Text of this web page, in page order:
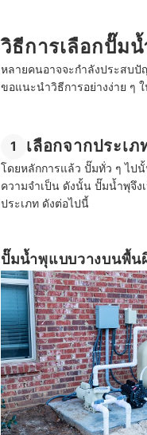
วิธีการเลือกปั๊ม
หลายคนอาจจะกำลังประสบ
ขอแนะนำวิธีการอย่างง่าย ๆ
1 เลือกจากประเ
โดยหลักการแล้ว ปั๊มทั่ว ๆ ไป
ความจำเป็น ดังนั้น ปั๊มน้ำพุจึ
ประเภท ดังต่อไปนี้
ปั๊มน้ำพุแบบวางบนพื้น